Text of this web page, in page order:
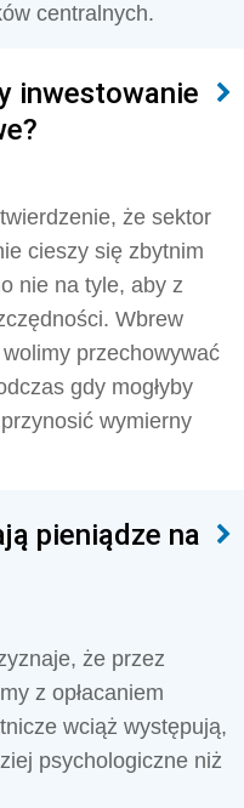
centralnych.
inwestowanie
że sektor
cieszy się zbytnim
nie na tyle, aby z
Wbrew
przechowywać
gdy mogłyby
wymierny
pieniądze na
że przez
z opłacaniem
wciąż występują,
psychologiczne niż